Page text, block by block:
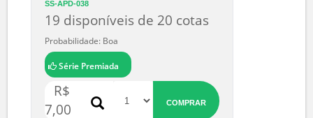
SS-APD-038
19 disponíveis de 20 cotas
Probabilidade: Boa
Série Premiada